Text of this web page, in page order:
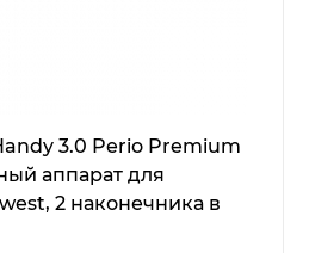
3.0 Perio Premium
аппарат для
2 наконечника в